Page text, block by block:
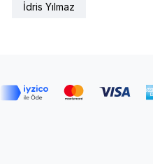
İdris Yılmaz